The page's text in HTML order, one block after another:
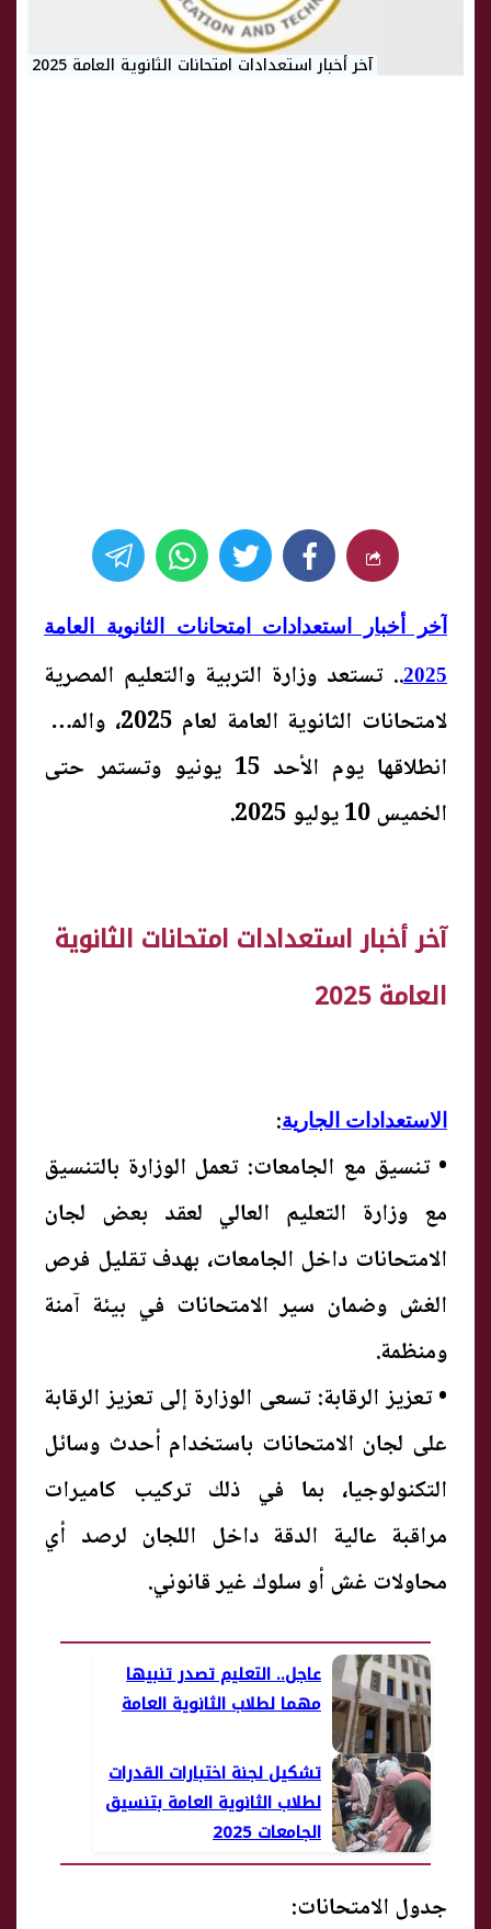
آخر أخبار استعدادات امتحانات الثانوية العامة 2025
آخر أخبار استعدادات امتحانات الثانوية العامة
2025.. تستعد وزارة التربية والتعليم المصرية
لامتحانات الثانوية العامة لعام 2025، والمقرر
انطلاقها يوم الأحد 15 يونيو وتستمر حتى
الخميس 10 يوليو 2025.
آخر أخبار استعدادات امتحانات الثانوية
العامة 2025
الاستعدادات الجارية:
• تنسيق مع الجامعات: تعمل الوزارة بالتنسيق
مع وزارة التعليم العالي لعقد بعض لجان
الامتحانات داخل الجامعات، بهدف تقليل فرص
الغش وضمان سير الامتحانات في بيئة آمنة
ومنظمة.
• تعزيز الرقابة: تسعى الوزارة إلى تعزيز الرقابة
على لجان الامتحانات باستخدام أحدث وسائل
التكنولوجيا، بما في ذلك تركيب كاميرات
مراقبة عالية الدقة داخل اللجان لرصد أي
محاولات غش أو سلوك غير قانوني.
عاجل.. التعليم تصدر تنبيها
مهما لطلاب الثانوية العامة
تشكيل لجنة اختبارات القدرات
لطلاب الثانوية العامة بتنسيق
الجامعات 2025
جدول الامتحانات: